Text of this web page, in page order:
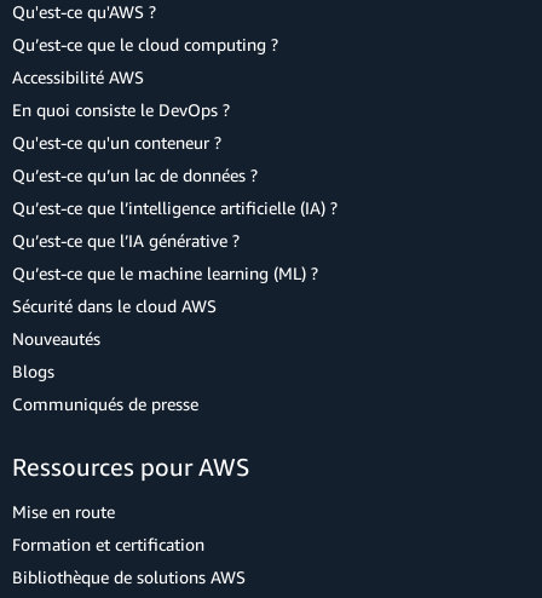
Qu'est-ce qu'AWS ?
Qu’est-ce que le cloud computing ?
Accessibilité AWS
En quoi consiste le DevOps ?
Qu'est-ce qu'un conteneur ?
Qu’est-ce qu’un lac de données ?
Qu’est-ce que l’intelligence artificielle (IA) ?
Qu’est-ce que l’IA générative ?
Qu’est-ce que le machine learning (ML) ?
Sécurité dans le cloud AWS
Nouveautés
Blogs
Communiqués de presse
Ressources pour AWS
Mise en route
Formation et certification
Bibliothèque de solutions AWS